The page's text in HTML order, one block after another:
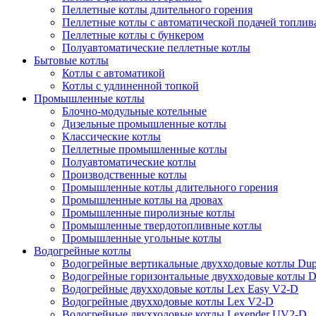
Пеллетные котлы длительного горения
Пеллетные котлы с автоматической подачей
Пеллетные котлы с бункером
Полуавтоматические пеллетные котлы
Бытовые котлы
Котлы с автоматикой
Котлы с удлиненной топкой
Промышленные котлы
Блочно-модульные котельные
Дизельные промышленные котлы
Классические котлы
Пеллетные промышленные котлы
Полуавтоматические котлы
Производственные котлы
Промышленные котлы длительного горения
Промышленные котлы на дровах
Промышленные пиролизные котлы
Промышленные твердотопливные котлы
Промышленные угольные котлы
Водогрейные котлы
Водогрейные вертикальные двухходовые котлы
Водогрейные горизонтальные двухходовые котлы
Водогрейные двухходовые котлы Lex Easy V2-D
Водогрейные двухходовые котлы Lex V2-D